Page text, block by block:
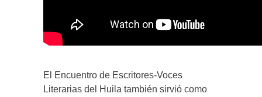
El Encuentro de Escritores-Voces
Literarias del Huila también sirvió como